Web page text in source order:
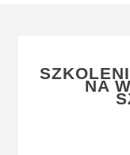
NA